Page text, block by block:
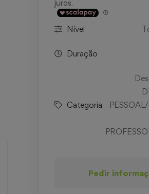
Nível
Duração
Categoria
Pedir